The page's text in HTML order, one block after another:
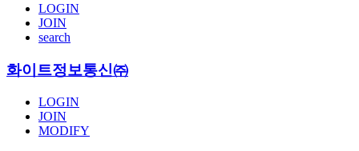
LOGIN
JOIN
search
화이트정보통신㈜
LOGIN
JOIN
MODIFY